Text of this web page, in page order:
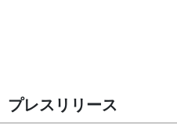
プレスリリース